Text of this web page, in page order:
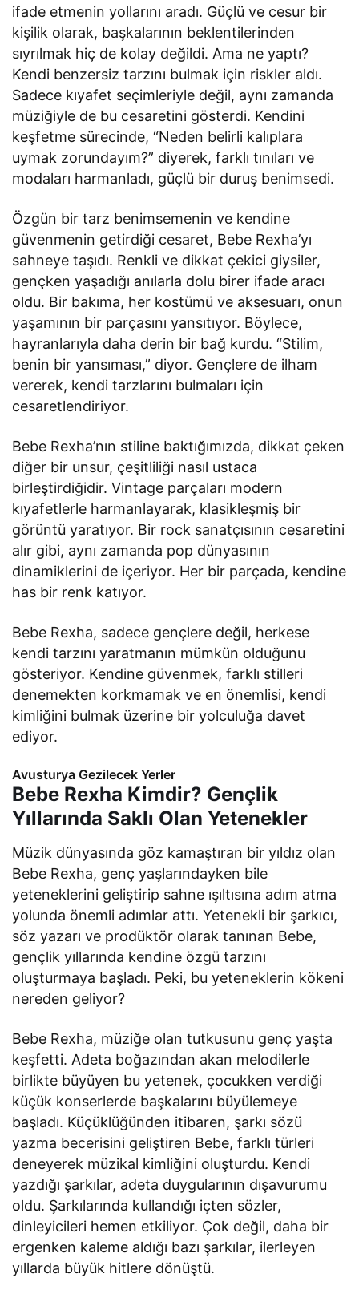
ifade etmenin yollarını aradı. Güçlü ve cesur bir
kişilik olarak, başkalarının beklentilerinden
sıyrılmak hiç de kolay değildi. Ama ne yaptı?
Kendi benzersiz tarzını bulmak için riskler aldı.
Sadece kıyafet seçimleriyle değil, aynı zamanda
müziğiyle de bu cesaretini gösterdi. Kendini
keşfetme sürecinde, “Neden belirli kalıplara
uymak zorundayım?” diyerek, farklı tınıları ve
modaları harmanladı, güçlü bir duruş benimsedi.
Özgün bir tarz benimsemenin ve kendine
güvenmenin getirdiği cesaret, Bebe Rexha’yı
sahneye taşıdı. Renkli ve dikkat çekici giysiler,
gençken yaşadığı anılarla dolu birer ifade aracı
oldu. Bir bakıma, her kostümü ve aksesuarı, onun
yaşamının bir parçasını yansıtıyor. Böylece,
hayranlarıyla daha derin bir bağ kurdu. “Stilim,
benin bir yansıması,” diyor. Gençlere de ilham
vererek, kendi tarzlarını bulmaları için
cesaretlendiriyor.
Bebe Rexha’nın stiline baktığımızda, dikkat çeken
diğer bir unsur, çeşitliliği nasıl ustaca
birleştirdiğidir. Vintage parçaları modern
kıyafetlerle harmanlayarak, klasikleşmiş bir
görüntü yaratıyor. Bir rock sanatçısının cesaretini
alır gibi, aynı zamanda pop dünyasının
dinamiklerini de içeriyor. Her bir parçada, kendine
has bir renk katıyor.
Bebe Rexha, sadece gençlere değil, herkese
kendi tarzını yaratmanın mümkün olduğunu
gösteriyor. Kendine güvenmek, farklı stilleri
denemekten korkmamak ve en önemlisi, kendi
kimliğini bulmak üzerine bir yolculuğa davet
ediyor.
Avusturya Gezilecek Yerler
Bebe Rexha Kimdir? Gençlik
Yıllarında Saklı Olan Yetenekler
Müzik dünyasında göz kamaştıran bir yıldız olan
Bebe Rexha, genç yaşlarındayken bile
yeteneklerini geliştirip sahne ışıltısına adım atma
yolunda önemli adımlar attı. Yetenekli bir şarkıcı,
söz yazarı ve prodüktör olarak tanınan Bebe,
gençlik yıllarında kendine özgü tarzını
oluşturmaya başladı. Peki, bu yeteneklerin kökeni
nereden geliyor?
Bebe Rexha, müziğe olan tutkusunu genç yaşta
keşfetti. Adeta boğazından akan melodilerle
birlikte büyüyen bu yetenek, çocukken verdiği
küçük konserlerde başkalarını büyülemeye
başladı. Küçüklüğünden itibaren, şarkı sözü
yazma becerisini geliştiren Bebe, farklı türleri
deneyerek müzikal kimliğini oluşturdu. Kendi
yazdığı şarkılar, adeta duygularının dışavurumu
oldu. Şarkılarında kullandığı içten sözler,
dinleyicileri hemen etkiliyor. Çok değil, daha bir
ergenken kaleme aldığı bazı şarkılar, ilerleyen
yıllarda büyük hitlere dönüştü.